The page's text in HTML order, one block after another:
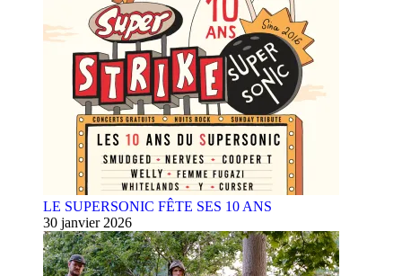
LE SUPERSONIC FÊTE SES 10 ANS
30 janvier 2026